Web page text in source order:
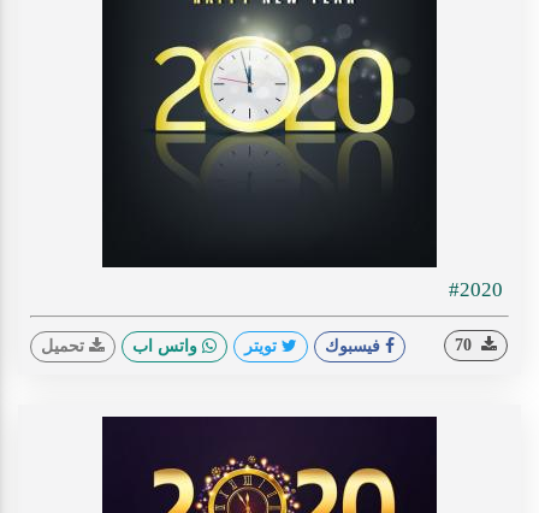
#2020
فيسبوك تويتر واتس اب تحميل